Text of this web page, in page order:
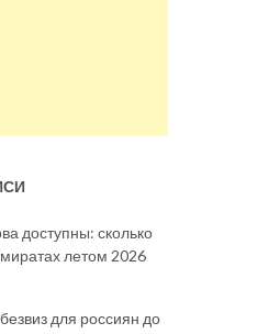
доступны: сколько
летом 2026
для россиян до